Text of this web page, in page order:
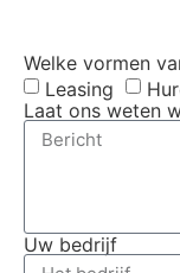
Welke vormen
Leasing
Laat ons weten
Uw bedrijf